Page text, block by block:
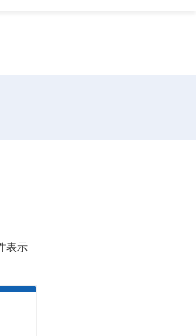
表示